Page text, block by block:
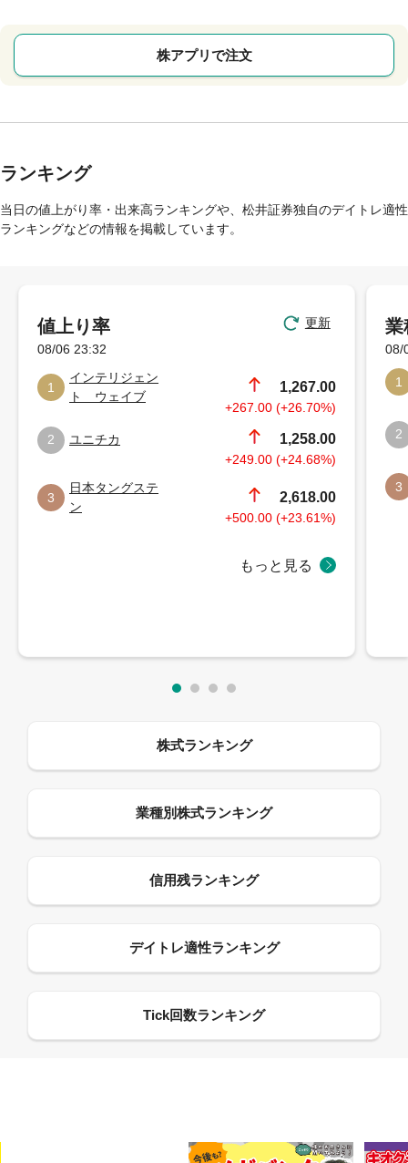
株アプリで注文
ランキング
当日の値上がり率・出来高ランキングや、松井証券独自のデイトレ適性
ランキングなどの情報を掲載しています。